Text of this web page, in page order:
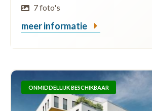
7 foto's
meer informatie
ONMIDDELLIJK BESCHIKBAAR